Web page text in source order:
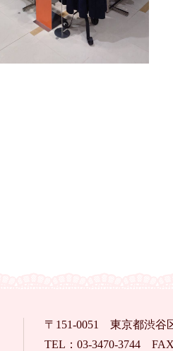
〒151-0051 東京都渋谷
TEL：03-3470-3744